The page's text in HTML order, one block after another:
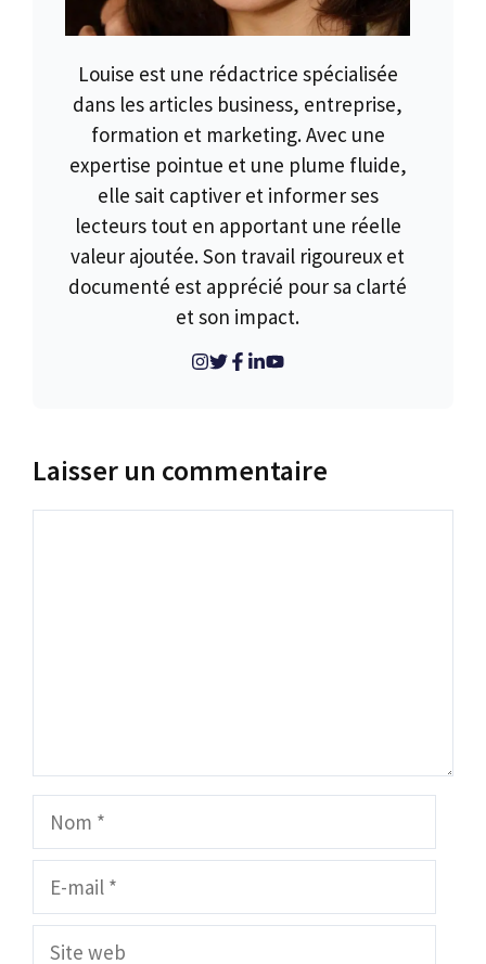
Louise est une rédactrice spécialisée
dans les articles business, entreprise,
formation et marketing. Avec une
expertise pointue et une plume fluide,
elle sait captiver et informer ses
lecteurs tout en apportant une réelle
valeur ajoutée. Son travail rigoureux et
documenté est apprécié pour sa clarté
et son impact.
Laisser un commentaire
Site